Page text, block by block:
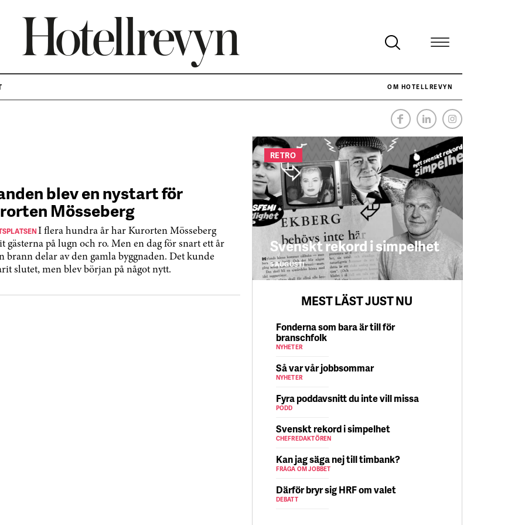
OM HOTELLREVYN
NÄR HOTELLREVYN SLOG SVENSKT REKORD I SIMPELHET
blev en nystart för
Mösseberg
I flera hundra år har Kurorten Mösseberg
gästerna på lugn och ro. Men en dag för snart ett år
brann delar av den gamla byggnaden. Det kunde
slutet, men blev början på något nytt.
RETRO
Svenskt rekord i simpelhet
5 AUGUSTI
MEST LÄST JUST NU
Fonderna som bara är till för
branschfolk
NYHETER
Så var vår jobbsommar
NYHETER
Fyra poddavsnitt du inte vill missa
PODD
Svenskt rekord i simpelhet
CHEFREDAKTÖREN
Kan jag säga nej till timbank?
FRÅGA OM JOBBET
Därför bryr sig HRF om valet
DEBATT